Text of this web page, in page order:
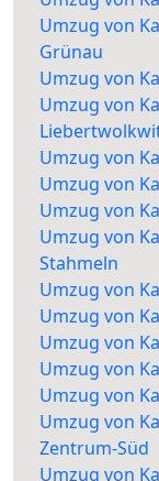
Umzug von
Grünau
Umzug von
Umzug von
Umzug von
Umzug von
Umzug von
Umzug von
Stahmeln
Umzug von
Umzug von
Umzug von
Umzug von
Umzug von
Umzug von
Zentrum-Süd
Umzug von